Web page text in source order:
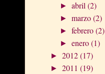
►abril(2)
►marzo(2)
►febrero(2)
►enero(1)
► 2012(17)
► 2011 (19)